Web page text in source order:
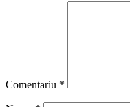
Comentariu *